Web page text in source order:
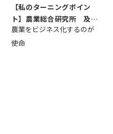
【私のターニングポイン
ト】農業総合研究所 及川
智正
農業をビジネス化するのが
使命